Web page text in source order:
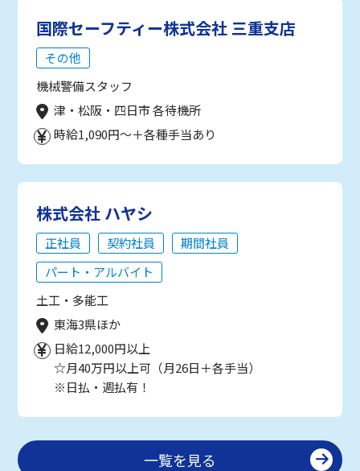
国際セーフティー株式会社 三重支店
その他
機械警備スタッフ
津・松阪・四日市 各待機所
時給1,090円～＋各種手当あり
株式会社 ハヤシ
正社員 契約社員
期間社員
パート・アルバイト
土工・多能工
東海3県ほか
日給12,000円以上
☆月40万円以上可（月26日＋各手当）
※日払・週払有！
一覧を見る